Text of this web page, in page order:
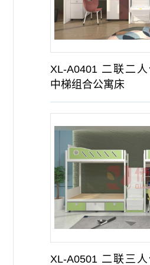
XL-A0401 二联二人
中梯组合公寓床
XL-A0501 二联三人